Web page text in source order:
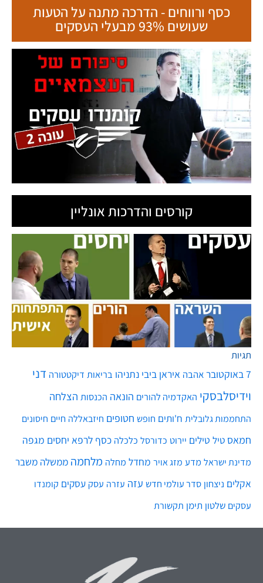
כסף ורווחים - הדרכה מתנה על הטעות
שעושים 93% מבעלי העסקים
קורסים והדרכות אונליין
תגיות
7 באוקטובר אהבה איראן ביבי נתניהו בריאות דיקטטורה דני
וידיסלבסקי האקדמיה להורים הונאה הכנסות הצלחה
התחממות גלובלית ח'ותים חופש חטופים חיזבאללה חיים חיסונים
חמאס טיל טילים יירוט כדורסל כלכלה כסף לרפא יחסים מגפה
מדינת ישראל מדע מזג אויר מחדל מחלה מלחמה ממשלה משבר
אקלים ניצחון סדר עולמי חדש עזה עזרה עסק עסקים קומנדו
עסקים שלטון תימן תקשורת